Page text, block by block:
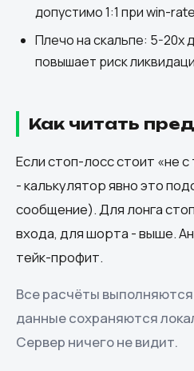
допустимо 1:1 при win-
Плечо на скальпе: 5-20x
повышает риск
Как читать
Если стоп-лосс стоит «не
- калькулятор явно это
сообщение). Для лонга
входа, для шорта - выше.
тейк-профит.
Все расчёты
данные сохраняются
Сервер ничего не видит.